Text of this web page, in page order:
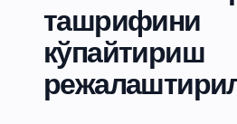
ташрифини
кўпайтириш